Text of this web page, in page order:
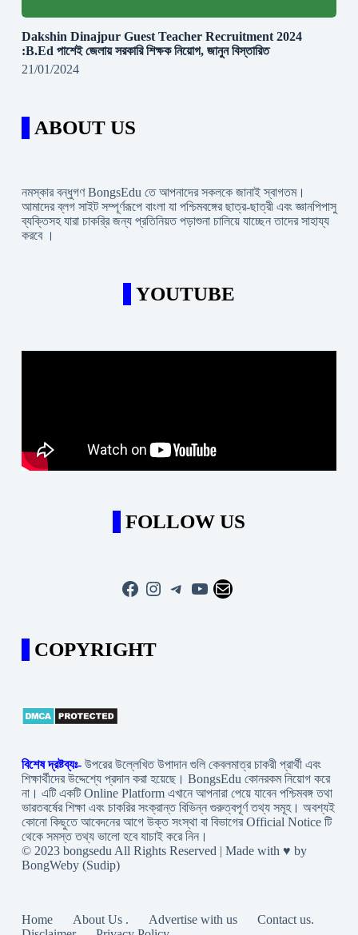
Dakshin Dinajpur Guest Teacher Recruitment 2024
:B.Ed পাশেই জেলায় সরকারি শিক্ষক নিয়োগ, জানুন বিস্তারিত
21/01/2024
ABOUT US
নমস্কার বন্ধুগণ BongsEdu তে আপনাদের সকলকে জানাই স্বাগতম।
আমাদের ব্লগ সাইট সম্পূর্ণরূপে বাংলা যা পশ্চিমবঙ্গের ছাত্র-ছাত্রী এবং জ্ঞানপিপাসু
ব্যক্তিসহ যারা চাকরি্র জন্য প্রতিনিয়ত পড়াশুনা চালিয়ে যাচ্ছেন তাদের সাহায্য
করবে ।
YOUTUBE
FOLLOW US
Facebook
Instagram
Telegram
YouTube
Mail
COPYRIGHT
বিশেষ দ্রষ্টব্যঃ- উপরের উল্লেখিত উপাদান গুলি কেবলমাত্র চাকরী প্রার্থী এবং
শিক্ষার্থীদের উদ্দেশ্যে প্রদান করা হয়েছে। BongsEdu কোনরকম নিয়োগ করে
না। এটি একটি Online Platform এখানে আপনারা পেয়ে যাবেন পশ্চিমবঙ্গ তথা
ভারতবর্ষের শিক্ষা এবং চাকরির সংক্রান্ত বিভিন্ন গুরুত্বপূর্ণ তথ্য সমূহ। অবশ্যই
কোনো কিছুতে আবেদনের আগে উক্ত সংস্থা বা বিভাগের Official Notice টি
থেকে সমস্ত তথ্য ভালো হবে যাচাই করে নিন।
© 2023 bongsedu All Rights Reserved | Made with ♥ by
BongWeby (Sudip)
Home About Us . Advertise with us
Contact us.